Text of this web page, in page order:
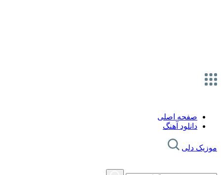
صفحه اصلی
دانلود آهنگ
دلی